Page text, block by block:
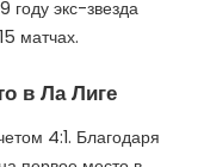
году экс-звезда
матчах.
в Ла Лиге
4:1. Благодаря